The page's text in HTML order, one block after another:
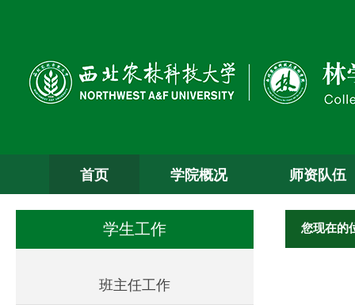
首页 学院概况 师资队伍
学生工作
班主任工作
您现在的